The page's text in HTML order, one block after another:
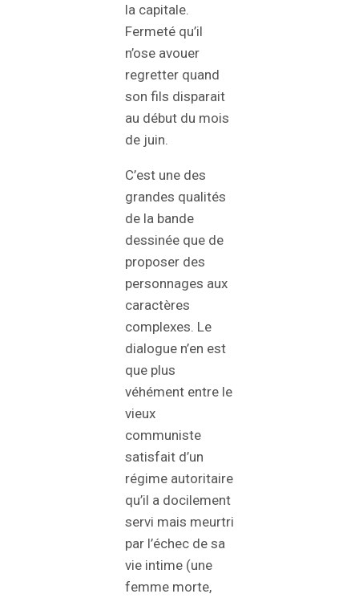
la capitale.
Fermeté qu’il
n’ose avouer
regretter quand
son fils disparait
au début du mois
de juin.
C’est une des
grandes qualités
de la bande
dessinée que de
proposer des
personnages aux
caractères
complexes. Le
dialogue n’en est
que plus
véhément entre le
vieux
communiste
satisfait d’un
régime autoritaire
qu’il a docilement
servi mais meurtri
par l’échec de sa
vie intime (une
femme morte,